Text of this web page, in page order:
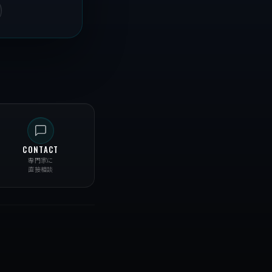
CONTACT
専門家に
直接相談